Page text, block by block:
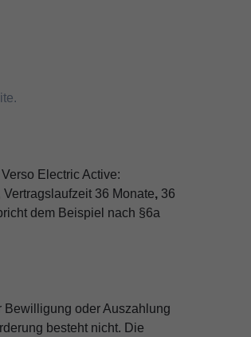
Electric Active:
36 Monate, 36
dem Beispiel nach §6a
Bewilligung oder Auszahlung
besteht nicht. Die